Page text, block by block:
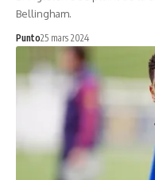
Bellingham.
Punto25 mars 2024